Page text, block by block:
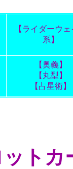
【ライダーウ
系】
【奥義】
【丸型】
【占星術】
ットカ